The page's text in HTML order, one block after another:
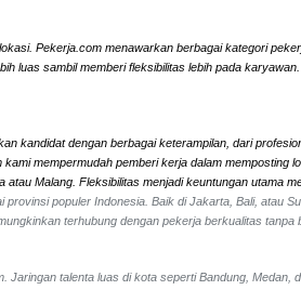
Pekerja.com menawarkan berbagai kategori
luas sambil memberi fleksibilitas lebih pada
kandidat dengan berbagai keterampilan, dari
mempermudah pemberi kerja dalam memposting
Malang. Fleksibilitas menjadi keuntungan utama
populer Indonesia. Baik di Jakarta, Bali, atau
terhubung dengan pekerja berkualitas tanpa
talenta luas di kota seperti Bandung, Medan,